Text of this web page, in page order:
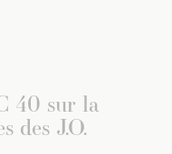
40 sur la
des J.O.